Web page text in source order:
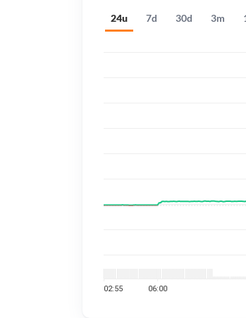
24u 7d 30d 3m